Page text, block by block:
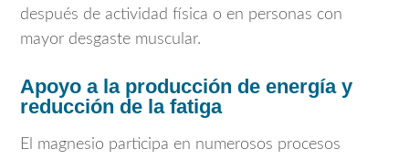
después de actividad física o en personas con
mayor desgaste muscular.
Apoyo a la producción de energía y
reducción de la fatiga
El magnesio participa en numerosos procesos